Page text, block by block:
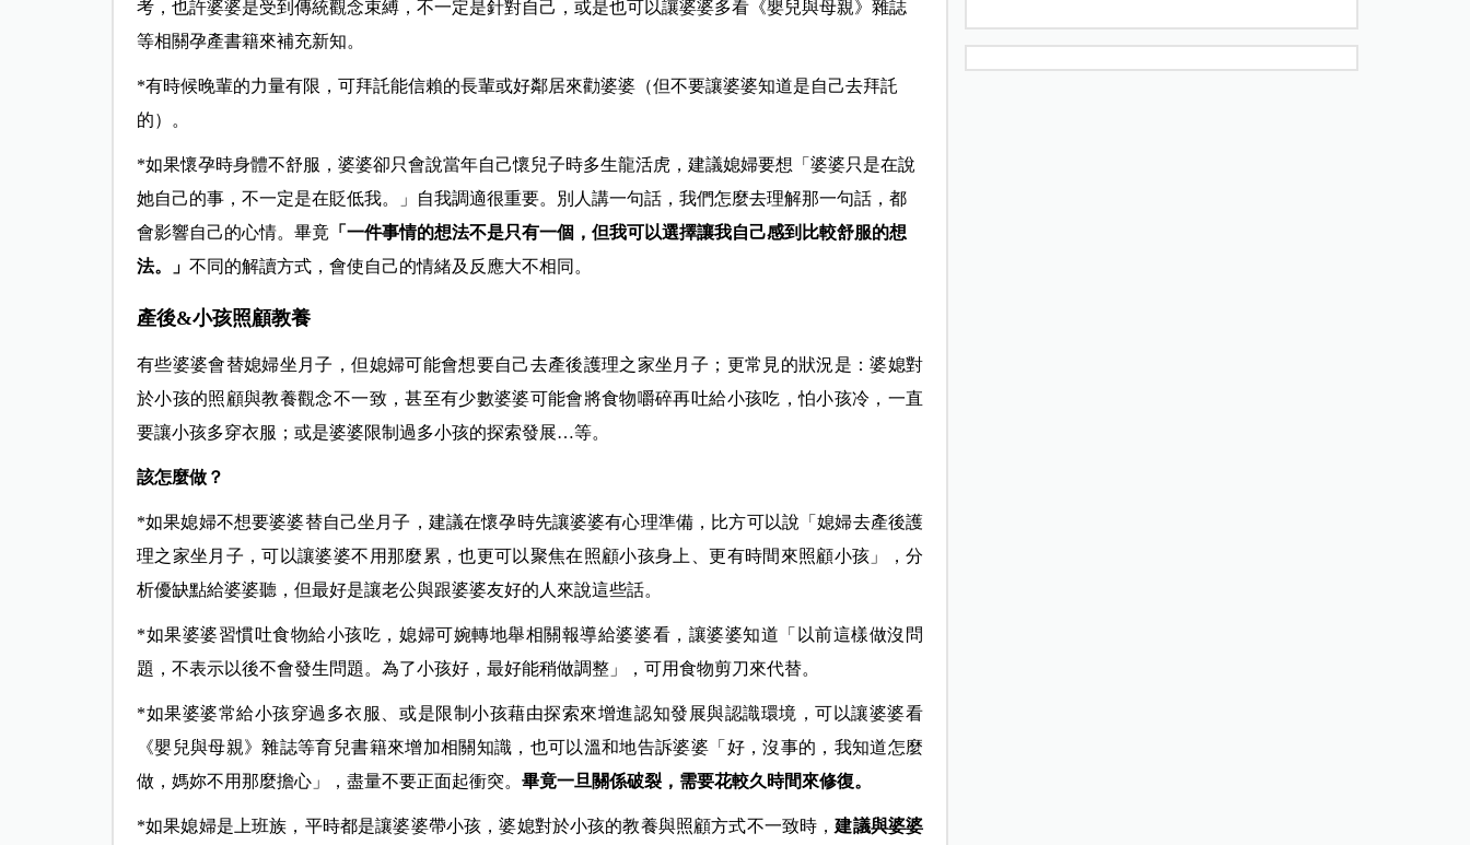
考，也許婆婆是受到傳統觀念束縛，不一定是針對自己，或是也可以讓婆婆多看《嬰兒與母親》雜誌
等相關孕產書籍來補充新知。
*有時候晚輩的力量有限，可拜託能信賴的長輩或好鄰居來勸婆婆（但不要讓婆婆知道是自己去拜託
的）。
*如果懷孕時身體不舒服，婆婆卻只會說當年自己懷兒子時多生龍活虎，建議媳婦要想「婆婆只是在說
她自己的事，不一定是在貶低我。」自我調適很重要。別人講一句話，我們怎麼去理解那一句話，都
會影響自己的心情。畢竟 「一件事情的想法不是只有一個，但我可以選擇讓我自己感到比較舒服的想
法。」 不同的解讀方式，會使自己的情緒及反應大不相同。
產後&小孩照顧教養
有些婆婆會替媳婦坐月子，但媳婦可能會想要自己去產後護理之家坐月子；更常見的狀況是：婆媳對
於小孩的照顧與教養觀念不一致，甚至有少數婆婆可能會將食物嚼碎再吐給小孩吃，怕小孩冷，一直
要讓小孩多穿衣服；或是婆婆限制過多小孩的探索發展…等。
該怎麼做？
*如果媳婦不想要婆婆替自己坐月子，建議在懷孕時先讓婆婆有心理準備，比方可以說「媳婦去產後護
理之家坐月子，可以讓婆婆不用那麼累，也更可以聚焦在照顧小孩身上、更有時間來照顧小孩」，分
析優缺點給婆婆聽，但最好是讓老公與跟婆婆友好的人來說這些話。
*如果婆婆習慣吐食物給小孩吃，媳婦可婉轉地舉相關報導給婆婆看，讓婆婆知道「以前這樣做沒問
題，不表示以後不會發生問題。為了小孩好，最好能稍做調整」，可用食物剪刀來代替。
*如果婆婆常給小孩穿過多衣服、或是限制小孩藉由探索來增進認知發展與認識環境，可以讓婆婆看
《嬰兒與母親》雜誌等育兒書籍來增加相關知識，也可以溫和地告訴婆婆「好，沒事的，我知道怎麼
做，媽妳不用那麼擔心」，盡量不要正面起衝突。 畢竟一旦關係破裂，需要花較久時間來修復。
*如果媳婦是上班族，平時都是讓婆婆帶小孩，婆媳對於小孩的教養與照顧方式不一致時，建議與婆婆